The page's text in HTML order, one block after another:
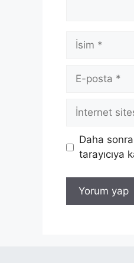
İsim
posta
İnternet
Daha
tarayıcıya